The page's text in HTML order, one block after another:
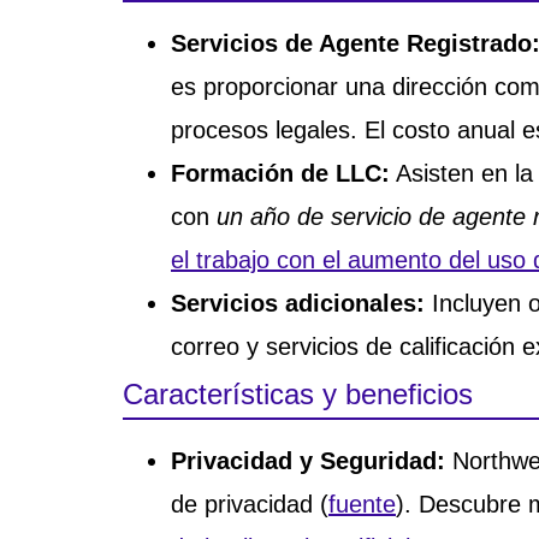
Servicios de Agente Registrado:
es proporcionar una dirección
procesos legales. El costo anual
Formación de LLC: Asisten en
con un año de servicio de agente
el trabajo con el aumento del uso
Servicios adicionales: Incluyen
correo y servicios de calificación
Características y beneficios
Privacidad y Seguridad:
de privacidad (fuente). Descubre